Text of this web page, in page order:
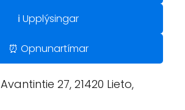
ℹ️ Upplýsingar
⏰ Opnunartímar
Avantintie 27, 21420 Lieto,